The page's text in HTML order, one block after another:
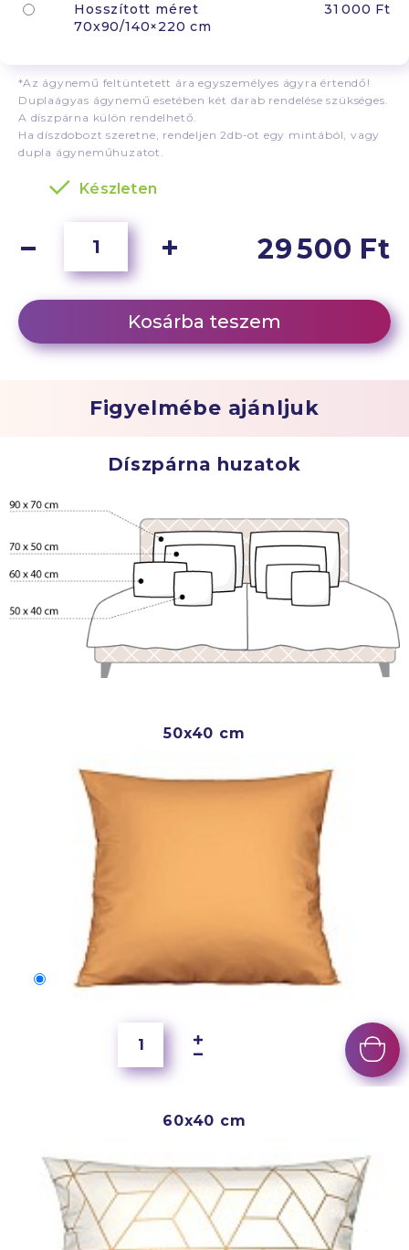
Hosszított méret
70x90/140×220 cm
31 000 Ft
*Az ágynemű feltüntetett ára egyszemélyes ágyra értendő!
Duplaágyas ágynemű esetében két darab rendelése szükséges.
A díszpárna külön rendelhető.
Ha díszdobozt szeretne, rendeljen 2db-ot egy mintából, vagy
dupla ágyneműhuzatot.
Készleten
29 500 Ft
Kosárba teszem
Figyelmébe ajánljuk
Díszpárna huzatok
50x40 cm
50x40 cm
60x40 cm